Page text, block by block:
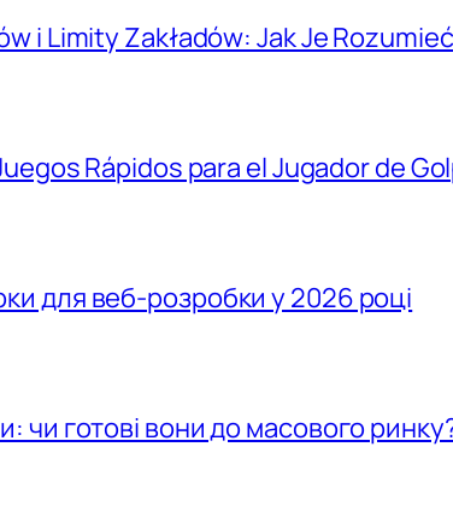
i Limity Zakładów: Jak Je Rozumieć
Rápidos para el Jugador de
для веб-розробки у 2026 році
чи готові вони до масового